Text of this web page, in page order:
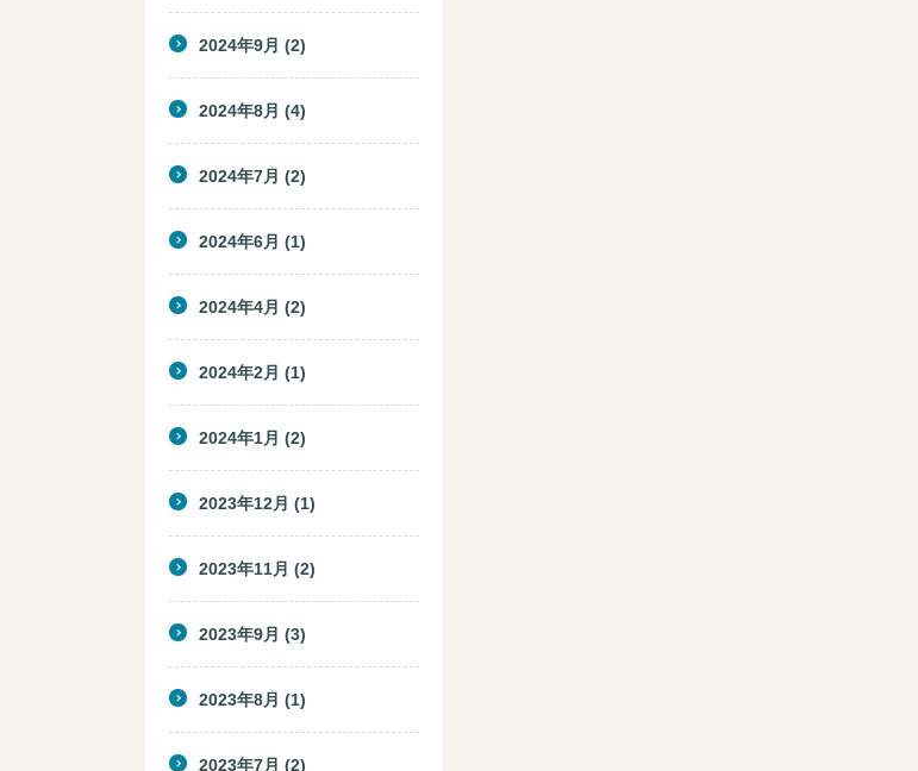
2024年9月 (2)
2024年8月 (4)
2024年7月 (2)
2024年6月 (1)
2024年4月 (2)
2024年2月 (1)
2024年1月 (2)
2023年12月 (1)
2023年11月 (2)
2023年9月 (3)
2023年8月 (1)
2023年7月 (2)